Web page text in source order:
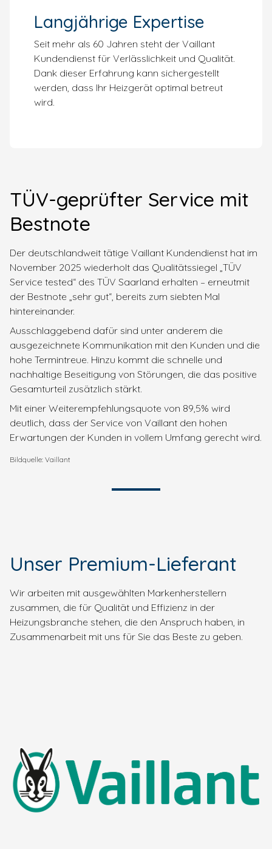
Langjährige Expertise
Seit mehr als 60 Jahren steht der Vaillant
Kundendienst für Verlässlichkeit und Qualität.
Dank dieser Erfahrung kann sichergestellt
werden, dass Ihr Heizgerät optimal betreut
wird.
TÜV-geprüfter Service mit
Bestnote
Der deutschlandweit tätige Vaillant Kundendienst hat im
November 2025 wiederholt das Qualitätssiegel „TÜV
Service tested“ des TÜV Saarland erhalten – erneutmit
der Bestnote „sehr gut“, bereits zum siebten Mal
hintereinander.
Ausschlaggebend dafür sind unter anderem die
ausgezeichnete Kommunikation mit den Kunden und die
hohe Termintreue. Hinzu kommt die schnelle und
nachhaltige Beseitigung von Störungen, die das positive
Gesamturteil zusätzlich stärkt.
Mit einer Weiterempfehlungsquote von 89,5% wird
deutlich, dass der Service von Vaillant den hohen
Erwartungen der Kunden in vollem Umfang gerecht wird.
Bildquelle: Vaillant
Unser Premium-Lieferant
Wir arbeiten mit ausgewählten Markenherstellern
zusammen, die für Qualität und Effizienz in der
Heizungsbranche stehen, die den Anspruch haben, in
Zusammenarbeit mit uns für Sie das Beste zu geben.